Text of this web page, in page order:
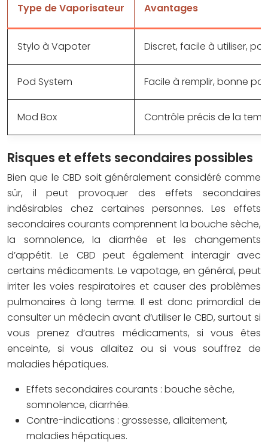
Type de Vaporisateur Avantages
Stylo à Vapoter Discret, facile à utiliser,
Pod System Facile à remplir, bonne
Mod Box Contrôle précis de la
Risques et effets secondaires possibles
Bien que le CBD soit généralement considéré comme
sûr, il peut provoquer des effets secondaires
indésirables chez certaines personnes. Les effets
secondaires courants comprennent la bouche sèche,
la somnolence, la diarrhée et les changements
d’appétit. Le CBD peut également interagir avec
certains médicaments. Le vapotage, en général, peut
irriter les voies respiratoires et causer des problèmes
pulmonaires à long terme. Il est donc primordial de
consulter un médecin avant d’utiliser le CBD, surtout si
vous prenez d’autres médicaments, si vous êtes
enceinte, si vous allaitez ou si vous souffrez de
maladies hépatiques.
Effets secondaires courants : bouche sèche,
somnolence, diarrhée.
Contre-indications : grossesse, allaitement,
maladies hépatiques.